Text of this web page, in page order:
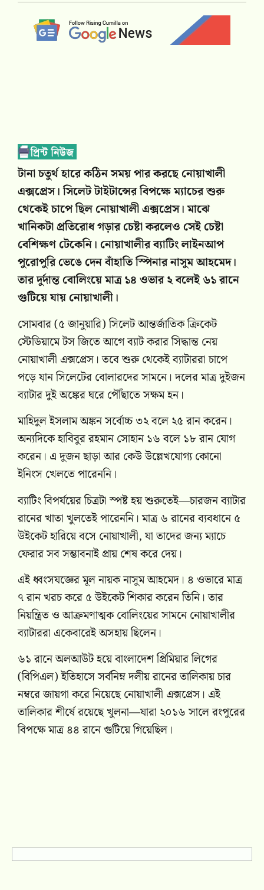
টানা চতুর্থ হারে কঠিন সময় পার করছে নোয়াখালী
এক্সপ্রেস। সিলেট টাইটান্সের বিপক্ষে ম্যাচের শুরু
থেকেই চাপে ছিল নোয়াখালী এক্সপ্রেস। মাঝে
খানিকটা প্রতিরোধ গড়ার চেষ্টা করলেও সেই চেষ্টা
বেশিক্ষণ টেকেনি। নোয়াখালীর ব্যাটিং লাইনআপ
পুরোপুরি ভেঙে দেন বাঁহাতি স্পিনার নাসুম আহমেদ।
তার দুর্দান্ত বোলিংয়ে মাত্র ১৪ ওভার ২ বলেই ৬১ রানে
গুটিয়ে যায় নোয়াখালী।
সোমবার (৫ জানুয়ারি) সিলেট আন্তর্জাতিক ক্রিকেট
স্টেডিয়ামে টস জিতে আগে ব্যাট করার সিদ্ধান্ত নেয়
নোয়াখালী এক্সপ্রেস। তবে শুরু থেকেই ব্যাটাররা চাপে
পড়ে যান সিলেটের বোলারদের সামনে। দলের মাত্র দুইজন
ব্যাটার দুই অঙ্কের ঘরে পৌঁছাতে সক্ষম হন।
মাহিদুল ইসলাম অঙ্কন সর্বোচ্চ ৩২ বলে ২৫ রান করেন।
অন্যদিকে হাবিবুর রহমান সোহান ১৬ বলে ১৮ রান যোগ
করেন। এ দুজন ছাড়া আর কেউ উল্লেখযোগ্য কোনো
ইনিংস খেলতে পারেননি।
ব্যাটিং বিপর্যয়ের চিত্রটা স্পষ্ট হয় শুরুতেই—চারজন ব্যাটার
রানের খাতা খুলতেই পারেননি। মাত্র ৬ রানের ব্যবধানে ৫
উইকেট হারিয়ে বসে নোয়াখালী, যা তাদের জন্য ম্যাচে
ফেরার সব সম্ভাবনাই প্রায় শেষ করে দেয়।
এই ধ্বংসযজ্ঞের মূল নায়ক নাসুম আহমেদ। ৪ ওভারে মাত্র
৭ রান খরচ করে ৫ উইকেট শিকার করেন তিনি। তার
নিয়ন্ত্রিত ও আক্রমণাত্মক বোলিংয়ের সামনে নোয়াখালীর
ব্যাটাররা একেবারেই অসহায় ছিলেন।
৬১ রানে অলআউট হয়ে বাংলাদেশ প্রিমিয়ার লিগের
(বিপিএল) ইতিহাসে সর্বনিম্ন দলীয় রানের তালিকায় চার
নম্বরে জায়গা করে নিয়েছে নোয়াখালী এক্সপ্রেস। এই
তালিকার শীর্ষে রয়েছে খুলনা—যারা ২০১৬ সালে রংপুরের
বিপক্ষে মাত্র ৪৪ রানে গুটিয়ে গিয়েছিল।